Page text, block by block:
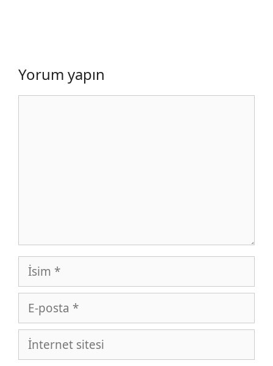
Yorum yapın
İsim
posta
İnternet
sitesi